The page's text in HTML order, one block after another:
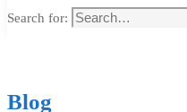
Search for:
Blog